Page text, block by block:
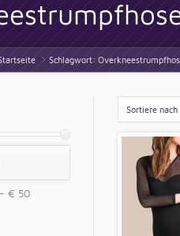
»
Schlagwort:
Sortiere nach
€ 50